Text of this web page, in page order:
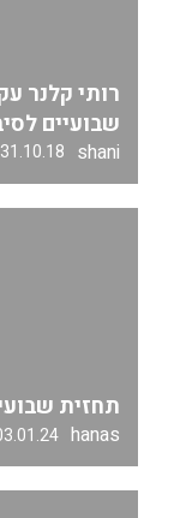
רותי קלנר
שבועיים
shani
31.10.18
תחזית
hanas